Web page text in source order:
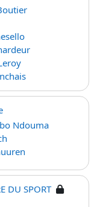
Ndouma
DU SPORT